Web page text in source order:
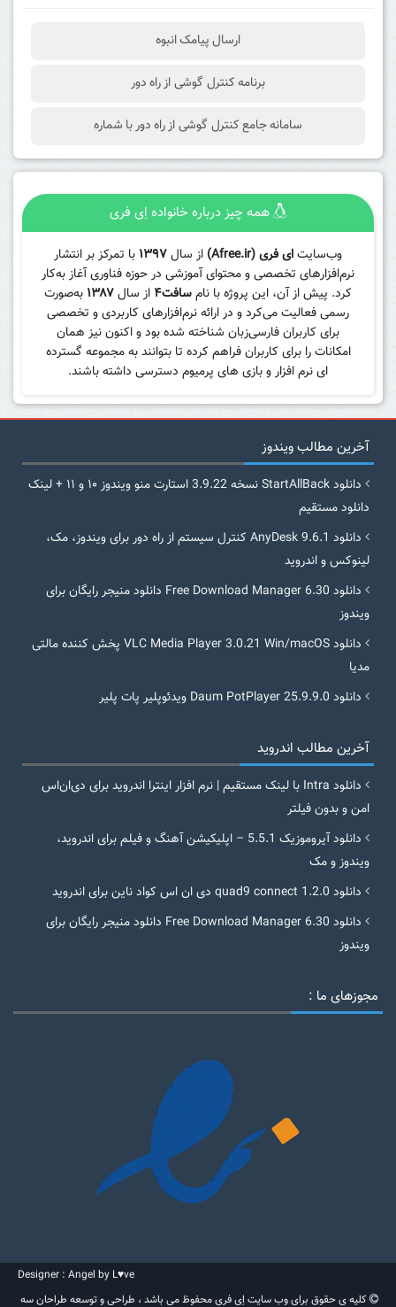
ارسال پیامک انبوه
برنامه کنترل گوشی از راه دور
سامانه جامع کنترل گوشی از راه دور با شماره
همه چیز درباره خانواده اِی فری
وب‌سایتای فری (Afree.ir) از سال۱۳۹۷ با تمرکز بر انتشار
نرم‌افزارهای تخصصی و محتوای آموزشی در حوزه فناوری آغاز به‌کار
کرد. پیش از آن، این پروژه با نامسافت۴ از سال۱۳۸۷ به‌صورت
رسمی فعالیت می‌کرد و در ارائه نرم‌افزارهای کاربردی و تخصصی
برای کاربران فارسی‌زبان شناخته شده بود و اکنون نیز همان
امکانات را برای کاربران فراهم کرده تا بتوانند به مجموعه گسترده
ای نرم افزار و بازی های پرمیوم دسترسی داشته باشند.
آخرین مطالب ویندوز
دانلود StartAllBack نسخه 3.9.22 استارت منو ویندوز ۱۰ و ۱۱ + لینک
دانلود مستقیم
دانلود AnyDesk 9.6.1 کنترل سیستم از راه دور برای ویندوز، مک،
لینوکس و اندروید
دانلود Free Download Manager 6.30 دانلود منیجر رایگان برای
ویندوز
دانلود VLC Media Player 3.0.21 Win/macOS پخش کننده مالتی
مدیا
دانلود Daum PotPlayer 25.9.9.0 ویدئوپلیر پات پلیر
آخرین مطالب اندروید
دانلود Intra با لینک مستقیم | نرم افزار اینترا اندروید برای دی‌ان‌اس
امن و بدون فیلتر
دانلود آیروموزیک 5.5.1 – اپلیکیشن آهنگ و فیلم برای اندروید،
ویندوز و مک
دانلود quad9 connect 1.2.0 دی ان اس کواد ناین برای اندروید
دانلود Free Download Manager 6.30 دانلود منیجر رایگان برای
ویندوز
مجوزهای ما :
Designer : Angel by L♥ve
کلیه ی حقوق برای وب سایت اِی فری محفوظ می باشد ، طراحی و توسعه طراحان سه